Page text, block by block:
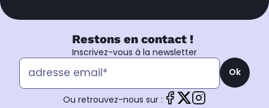
Restons en contact !
Inscrivez-vous à la newsletter
Ok
Ou retrouvez-nous sur :